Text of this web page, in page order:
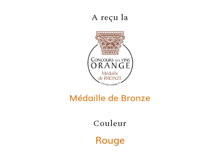
A reçu la
Médaille de Bronze
Couleur
Rouge